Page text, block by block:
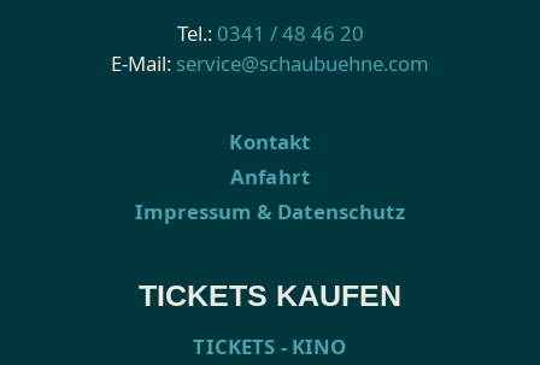
Tel.: 0341 / 48 46 20
E-Mail: service@schaubuehne.com
Kontakt
Anfahrt
Impressum & Datenschutz
TICKETS KAUFEN
TICKETS - KINO